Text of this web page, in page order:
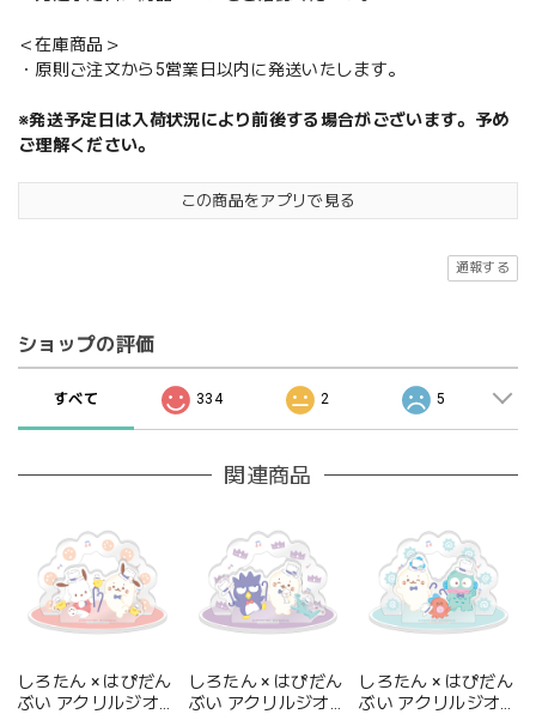
＜在庫商品＞
・原則ご注文から5営業日以内に発送いたします。
※発送予定日は入荷状況により前後する場合がございます。予め
ご理解ください。
この商品をアプリで見る
通報する
ショップの評価
すべて 334 2 5
関連商品
しろたん × はぴだん
ぶい アクリルジオラ
しろたん × はぴだん
ぶい アクリルジオラ
しろたん × はぴだん
ぶい アクリルジオラ